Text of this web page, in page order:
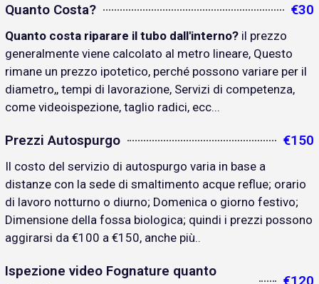
Quanto Costa? €30
Quanto costa riparare il tubo dall'interno? il prezzo
generalmente viene calcolato al metro lineare, Questo
rimane un prezzo ipotetico, perché possono variare per il
diametro,, tempi di lavorazione, Servizi di competenza,
come videoispezione, taglio radici, ecc...
Prezzi Autospurgo €150
Il costo del servizio di autospurgo varia in base a
distanze con la sede di smaltimento acque reflue; orario
di lavoro notturno o diurno; Domenica o giorno festivo;
Dimensione della fossa biologica; quindi i prezzi possono
aggirarsi da €100 a €150, anche più..
Ispezione video Fognature quanto